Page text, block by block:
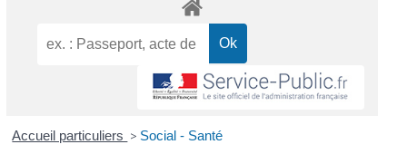
Accueil particuliers > Social - Santé